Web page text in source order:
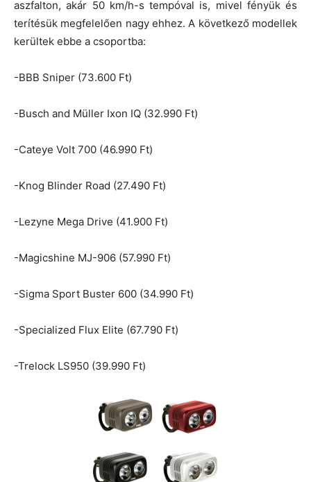
aszfalton, akár 50 km/h-s tempóval is, mivel fényük és
terítésük megfelelően nagy ehhez. A következő modellek
kerültek ebbe a csoportba:
-BBB Sniper (73.600 Ft)
-Busch and Müller Ixon IQ (32.990 Ft)
-Cateye Volt 700 (46.990 Ft)
-Knog Blinder Road (27.490 Ft)
-Lezyne Mega Drive (41.900 Ft)
-Magicshine MJ-906 (57.990 Ft)
-Sigma Sport Buster 600 (34.990 Ft)
-Specialized Flux Elite (67.790 Ft)
-Trelock LS950 (39.990 Ft)